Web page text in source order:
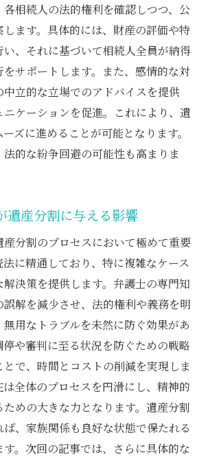
相続人の法的権利を確認しつつ、公
ます。具体的には、財産の評価や特
、それに基づいて相続人全員が納得
サポートします。また、感情的な対
立的な立場でのアドバイスを提供
ニケーションを促進。これにより、遺
ズに進めることが可能となります。
的な紛争回避の可能性も高まりま
遺産分割に与える影響
分割のプロセスにおいて極めて重要
に精通しており、特に複雑なケース
決策を提供します。弁護士の専門知
解を減少させ、法的権利や義務を明
用なトラブルを未然に防ぐ効果があ
停や審判に至る状況を防ぐための戦略
で、時間とコストの削減を実現しま
全体のプロセスを円滑にし、精神的
めの大きな力となります。遺産分割
、家族関係も良好な状態で保たれる
す。次回の記事では、さらに具体的な